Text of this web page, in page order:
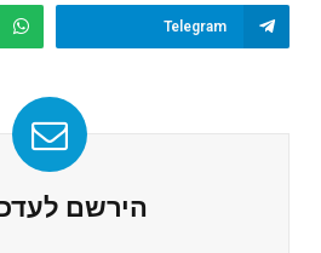
Telegram
הירשם